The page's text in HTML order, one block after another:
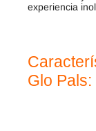
experiencia
Glo Pals: